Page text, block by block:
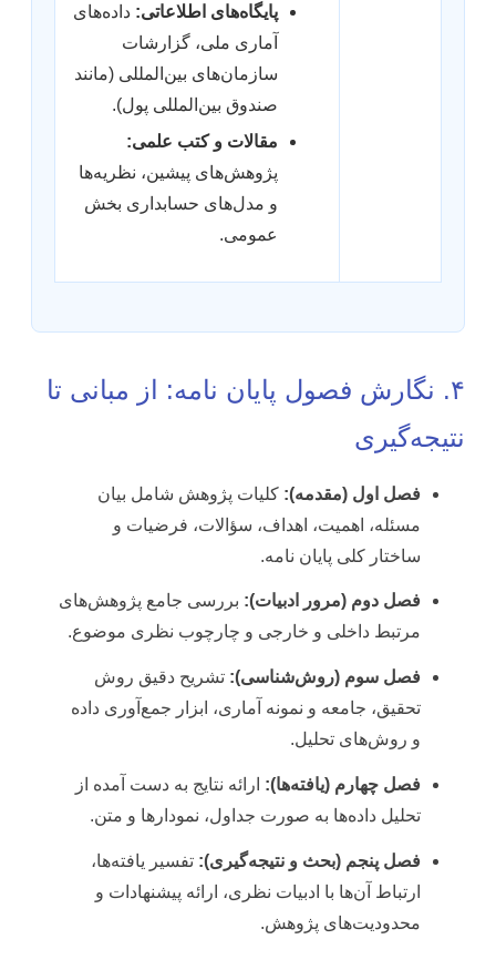
پایگاه‌های اطلاعاتی: داده‌های
آماری ملی، گزارشات
سازمان‌های بین‌المللی (مانند
صندوق بین‌المللی پول).
مقالات و کتب علمی:
پژوهش‌های پیشین، نظریه‌ها
و مدل‌های حسابداری بخش
عمومی.
۴. نگارش فصول پایان نامه: از مبانی تا
نتیجه‌گیری
فصل اول (مقدمه): کلیات پژوهش شامل بیان
مسئله، اهمیت، اهداف، سؤالات، فرضیات و
ساختار کلی پایان نامه.
فصل دوم (مرور ادبیات): بررسی جامع پژوهش‌های
مرتبط داخلی و خارجی و چارچوب نظری موضوع.
فصل سوم (روش‌شناسی): تشریح دقیق روش
تحقیق، جامعه و نمونه آماری، ابزار جمع‌آوری داده
و روش‌های تحلیل.
فصل چهارم (یافته‌ها): ارائه نتایج به دست آمده از
تحلیل داده‌ها به صورت جداول، نمودارها و متن.
فصل پنجم (بحث و نتیجه‌گیری): تفسیر یافته‌ها،
ارتباط آن‌ها با ادبیات نظری، ارائه پیشنهادات و
محدودیت‌های پژوهش.